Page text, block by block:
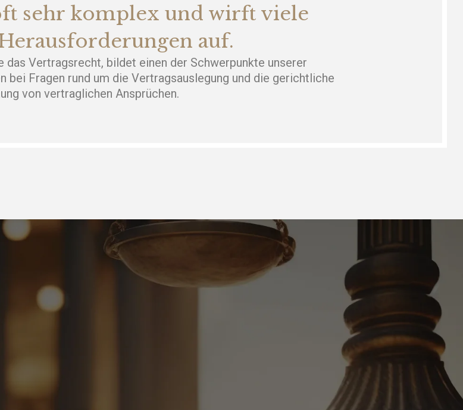
sehr komplex und wirft viele
auf.
das Vertragsrecht, bildet einen der Schwerpunkte unserer
bei Fragen rund um die Vertragsauslegung und die gerichtliche
von vertraglichen Ansprüchen.